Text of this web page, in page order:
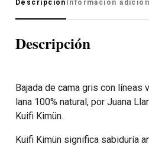
Descripción Información
Descripción
Bajada de cama gris con líneas
lana 100% natural, por Juana
Kuifi Kimün.
Kuifi Kimün significa sabiduría